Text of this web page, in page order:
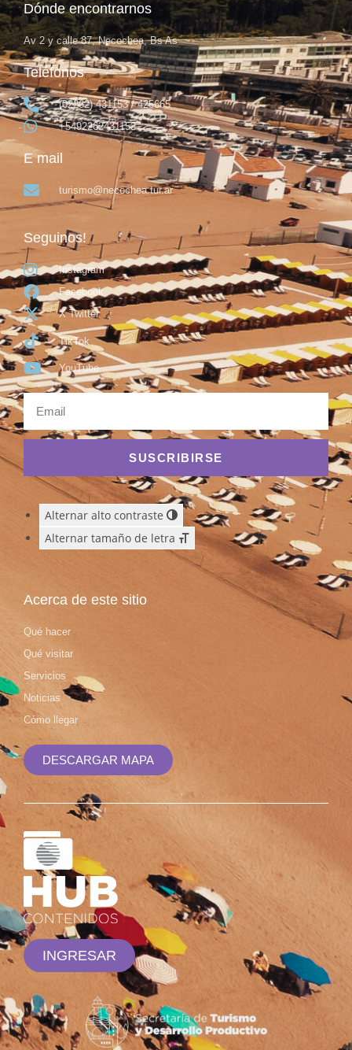
Dónde encontrarnos
Av 2 y calle 87, Necochea, Bs As
Teléfonos
(02262) 431153 / 425665
+5492262431153
E mail
turismo@necochea.tur.ar
Seguinos!
Instagram
Facebook
X Twitter
TikTok
YouTube
SUSCRIBIRSE
Alternar alto contraste
Alternar tamaño de letra
Acerca de este sitio
Qué hacer
Qué visitar
Servicios
Noticias
Cómo llegar
DESCARGAR MAPA
INGRESAR